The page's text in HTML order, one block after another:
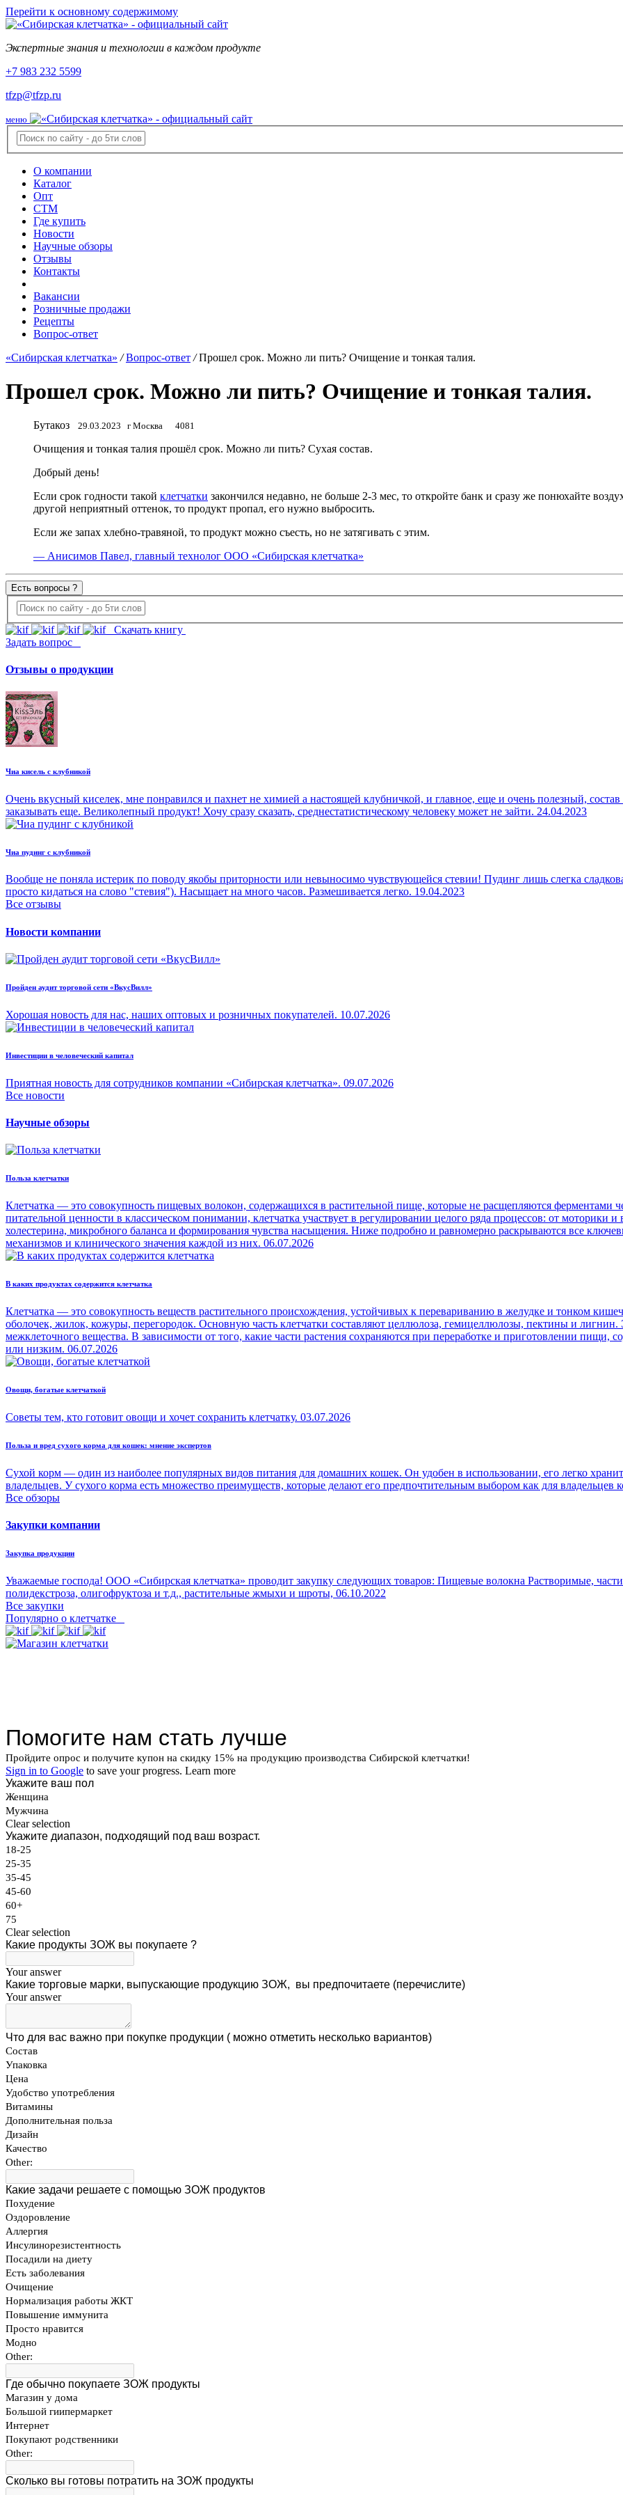
Перейти к основному содержимому
Экспертные знания и технологии в каждом продукте
+7 983 232 5599
tfzp@tfzp.ru
меню
О компании
Каталог
Опт
СТМ
Где купить
Новости
Научные обзоры
Отзывы
Контакты
Вакансии
Розничные продажи
Рецепты
Вопрос-ответ
«Сибирская клетчатка» / Вопрос-ответ / Прошел срок. Можно ли пить? Очищение и тонкая талия.
Прошел срок. Можно ли пить? Очищение и тонкая талия.
Бутакоз 29.03.2023 г Москва 4081
Очищения и тонкая талия прошёл срок. Можно ли пить? Сухая состав.
Добрый день!
Если срок годности такой клетчатки закончился недавно, не больше 2-3 мес, то откройте банк и сразу же понюхайте
другой неприятный оттенок, то продукт пропал, его нужно выбросить.
Если же запах хлебно-травяной, то продукт можно съесть, но не затягивать с этим.
— Анисимов Павел, главный технолог ООО «Сибирская клетчатка»
Есть вопросы ?
Скачать книгу
Задать вопрос
Отзывы о продукции
Чиа кисель с клубникой
Очень вкусный киселек, мне понравился и пахнет не химией а настоящей клубничкой, и главное, еще и очень полезный,
заказывать еще. Великолепный продукт! Хочу сразу сказать, среднестатистическому человеку может не зайти. 24.04.2023
Чиа пудинг с клубникой
Вообще не поняла истерик по поводу якобы приторности или невыносимо чувствующейся стевии! Пудинг лишь слегка
просто кидаться на слово "стевия"). Насыщает на много часов. Размешивается легко. 19.04.2023
Все отзывы
Новости компании
Пройден аудит торговой сети «ВкусВилл»
Хорошая новость для нас, наших оптовых и розничных покупателей. 10.07.2026
Инвестиции в человеческий капитал
Приятная новость для сотрудников компании «Сибирская клетчатка». 09.07.2026
Все новости
Научные обзоры
Польза клетчатки
Клетчатка — это совокупность пищевых волокон, содержащихся в растительной пище, которые не расщепляются ферментами
питательной ценности в классическом понимании, клетчатка участвует в регулировании целого ряда процессов: от моторики
холестерина, микробного баланса и формирования чувства насыщения. Ниже подробно и равномерно раскрываются все
механизмов и клинического значения каждой из них. 06.07.2026
В каких продуктах содержится клетчатка
Клетчатка — это совокупность веществ растительного происхождения, устойчивых к перевариванию в желудке и тонком
оболочек, жилок, кожуры, перегородок. Основную часть клетчатки составляют целлюлоза, гемицеллюлозы, пектины и лигнин.
межклеточного вещества. В зависимости от того, какие части растения сохраняются при переработке и приготовлении пищи,
или низким. 06.07.2026
Овощи, богатые клетчаткой
Советы тем, кто готовит овощи и хочет сохранить клетчатку. 03.07.2026
Польза и вред сухого корма для кошек: мнение экспертов
Сухой корм — один из наиболее популярных видов питания для домашних кошек. Он удобен в использовании, его легко
владельцев. У сухого корма есть множество преимуществ, которые делают его предпочтительным выбором как для владельцев
Все обзоры
Закупки компании
Закупка продукции
Уважаемые господа! ООО «Сибирская клетчатка» проводит закупку следующих товаров: Пищевые волокна Растворимые,
полидекстроза, олигофруктоза и т.д., растительные жмыхи и шроты, 06.10.2022
Все закупки
Популярно о клетчатке